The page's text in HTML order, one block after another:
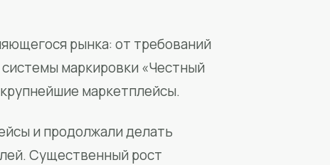
рынка: от требований
маркировки «Честный
маркетплейсы.
и продолжали делать
Существенный рост